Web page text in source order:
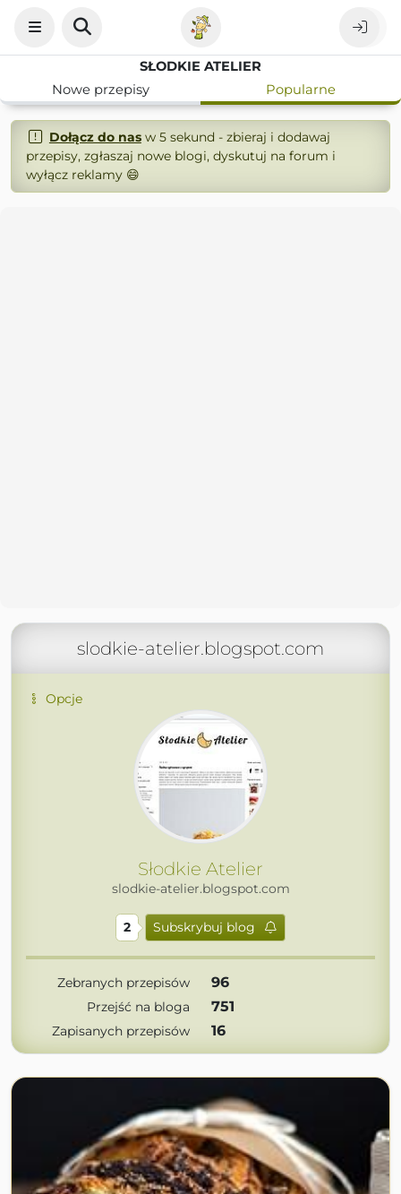
SŁODKIE ATELIER
Nowe przepisy
Popularne
Dołącz do nasw 5 sekund - zbieraj i dodawaj
przepisy, zgłaszaj nowe blogi, dyskutuj na forum i
wyłącz reklamy 😄
slodkie-atelier.blogspot.com
Opcje
Słodkie Atelier
slodkie-atelier.blogspot.com
2 Subskrybuj blog
Zebranych przepisów 96
Przejść na bloga 751
Zapisanych przepisów 16